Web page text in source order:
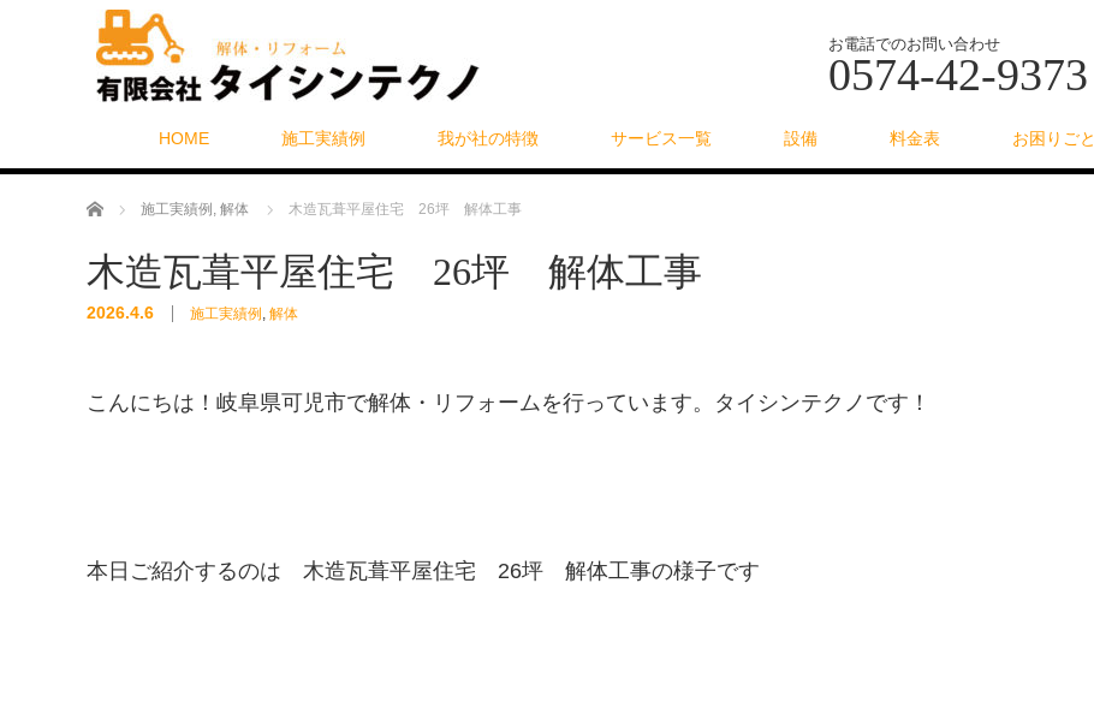
お電話でのお問い合わせ
0574-42-9373
HOME 施工実績例 我が社の特徴 サービス一覧 設備 料金表 お困りごと
ホーム 施工実績例 , 解体 木造瓦葺平屋住宅 26坪 解体工事
木造瓦葺平屋住宅 26坪 解体工事
2026.4.6 施工実績例 , 解体
こんにちは！岐阜県可児市で解体・リフォームを行っています。タイシンテクノです！
本日ご紹介するのは 木造瓦葺平屋住宅 26坪 解体工事の様子です